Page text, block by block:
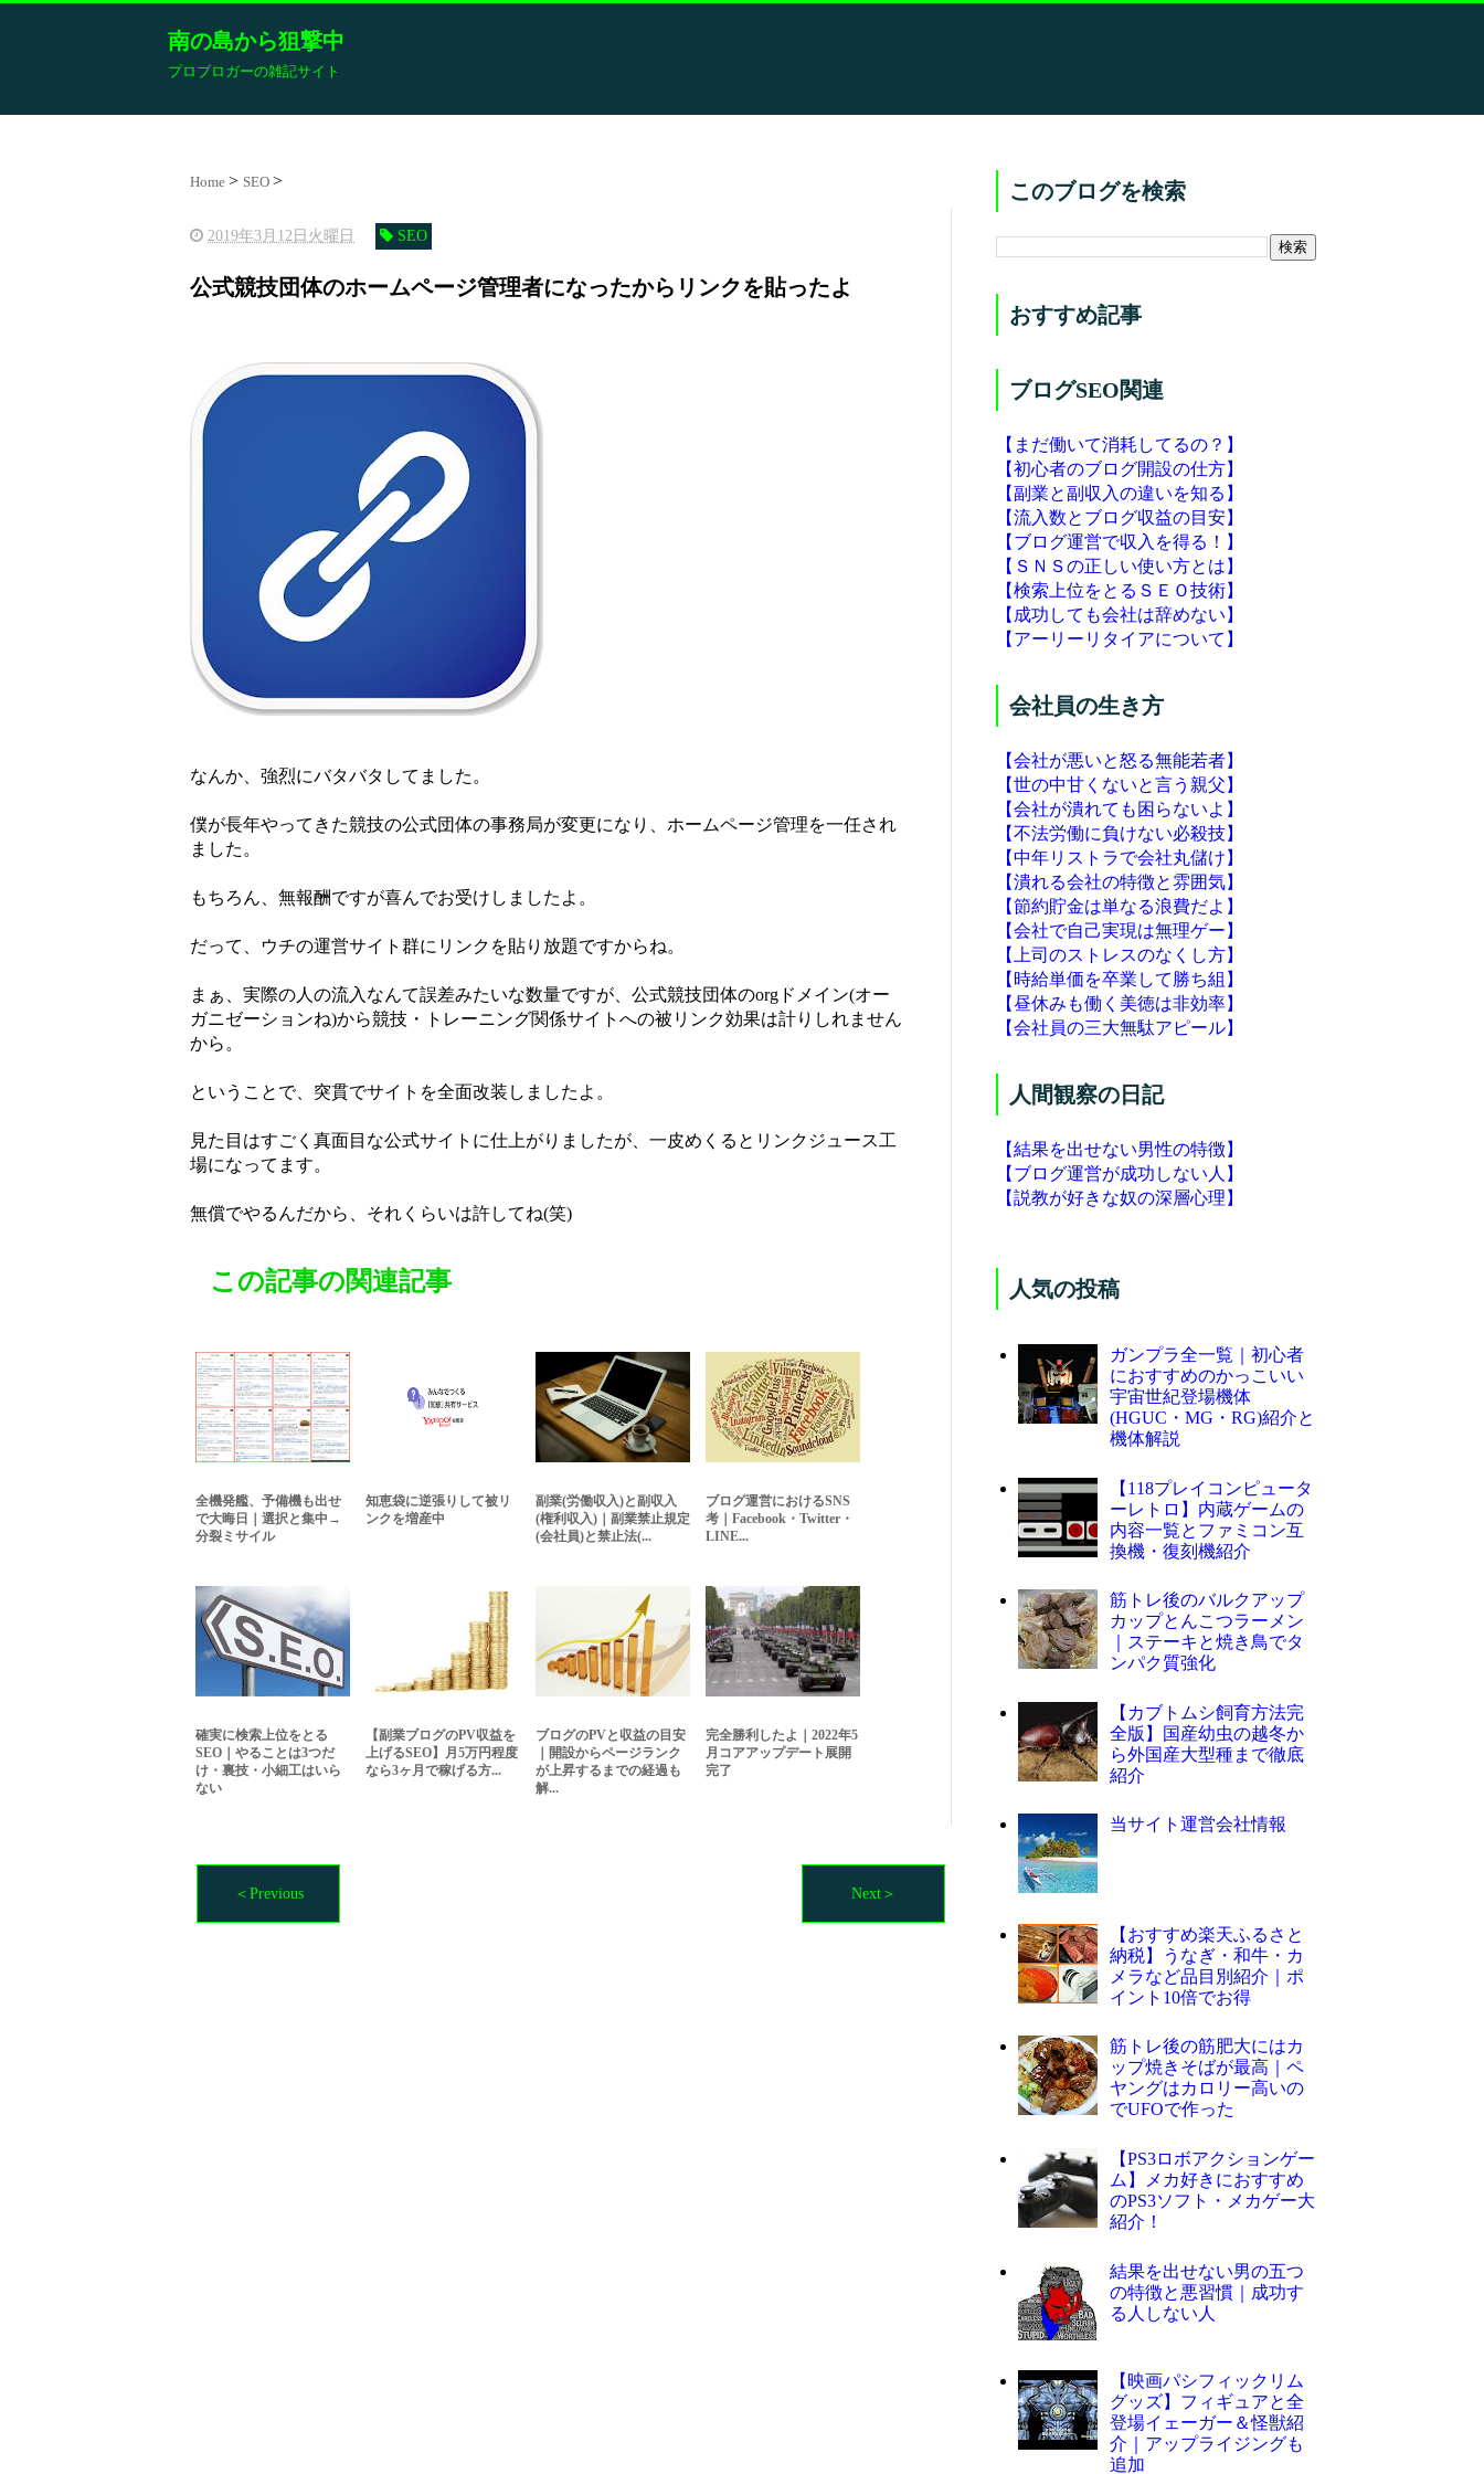
南の島から狙撃中
プロブロガーの雑記サイト
Home SEO
2019年3月12日火曜日 SEO
公式競技団体のホームページ管理者になったからリンクを貼ったよ
なんか、強烈にバタバタしてました。
僕が長年やってきた競技の公式団体の事務局が変更になり、ホームページ管理を一任され
ました。
もちろん、無報酬ですが喜んでお受けしましたよ。
だって、ウチの運営サイト群にリンクを貼り放題ですからね。
まぁ、実際の人の流入なんて誤差みたいな数量ですが、公式競技団体のorgドメイン(オー
ガニゼーションね)から競技・トレーニング関係サイトへの被リンク効果は計りしれません
から。
ということで、突貫でサイトを全面改装しましたよ。
見た目はすごく真面目な公式サイトに仕上がりましたが、一皮めくるとリンクジュース工
場になってます。
無償でやるんだから、それくらいは許してね(笑)
この記事の関連記事
全機発艦、予備機も出せ
で大晦日｜選択と集中→
分裂ミサイル
知恵袋に逆張りして被リ
ンクを増産中
副業(労働収入)と副収入
(権利収入)｜副業禁止規定
(会社員)と禁止法(...
ブログ運営におけるSNS
考｜Facebook・Twitter・
LINE...
確実に検索上位をとる
SEO｜やることは3つだ
け・裏技・小細工はいら
ない
【副業ブログのPV収益を
上げるSEO】月5万円程度
なら3ヶ月で稼げる方...
ブログのPVと収益の目安
｜開設からページランク
が上昇するまでの経過も
解...
完全勝利したよ｜2022年5
月コアアップデート展開
完了
＜Previous Next＞
このブログを検索
おすすめ記事
ブログSEO関連
【まだ働いて消耗してるの？】
【初心者のブログ開設の仕方】
【副業と副収入の違いを知る】
【流入数とブログ収益の目安】
【ブログ運営で収入を得る！】
【ＳＮＳの正しい使い方とは】
【検索上位をとるＳＥＯ技術】
【成功しても会社は辞めない】
【アーリーリタイアについて】
会社員の生き方
【会社が悪いと怒る無能若者】
【世の中甘くないと言う親父】
【会社が潰れても困らないよ】
【不法労働に負けない必殺技】
【中年リストラで会社丸儲け】
【潰れる会社の特徴と雰囲気】
【節約貯金は単なる浪費だよ】
【会社で自己実現は無理ゲー】
【上司のストレスのなくし方】
【時給単価を卒業して勝ち組】
【昼休みも働く美徳は非効率】
【会社員の三大無駄アピール】
人間観察の日記
【結果を出せない男性の特徴】
【ブログ運営が成功しない人】
【説教が好きな奴の深層心理】
人気の投稿
ガンプラ全一覧｜初心者
におすすめのかっこいい
宇宙世紀登場機体
(HGUC・MG・RG)紹介と
機体解説
【118プレイコンピュータ
ーレトロ】内蔵ゲームの
内容一覧とファミコン互
換機・復刻機紹介
筋トレ後のバルクアップ
カップとんこつラーメン
｜ステーキと焼き鳥でタ
ンパク質強化
【カブトムシ飼育方法完
全版】国産幼虫の越冬か
ら外国産大型種まで徹底
紹介
当サイト運営会社情報
【おすすめ楽天ふるさと
納税】うなぎ・和牛・カ
メラなど品目別紹介｜ポ
イント10倍でお得
筋トレ後の筋肥大にはカ
ップ焼きそばが最高｜ペ
ヤングはカロリー高いの
でUFOで作った
【PS3ロボアクションゲー
ム】メカ好きにおすすめ
のPS3ソフト・メカゲー大
紹介！
結果を出せない男の五つ
の特徴と悪習慣｜成功す
る人しない人
【映画パシフィックリム
グッズ】フィギュアと全
登場イェーガー＆怪獣紹
介｜アップライジングも
追加